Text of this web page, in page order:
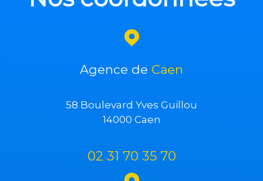
Agence de Caen
58 Boulevard Yves Guillou
14000 Caen
02 31 70 35 70